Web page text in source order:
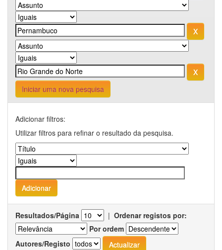
Iniciar uma nova pesquisa
Adicionar filtros:
Utilizar filtros para refinar o resultado da pesquisa.
Resultados/Página | Ordenar registos por:
Por ordem
Autores/Registo